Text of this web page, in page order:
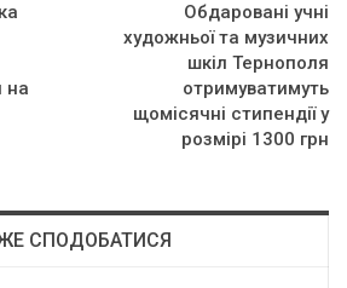
на
Обдаровані учні
художньої та музичних
шкіл Тернополя
отримуватимуть
щомісячні стипендії у
розмірі 1300 грн
СПОДОБАТИСЯ